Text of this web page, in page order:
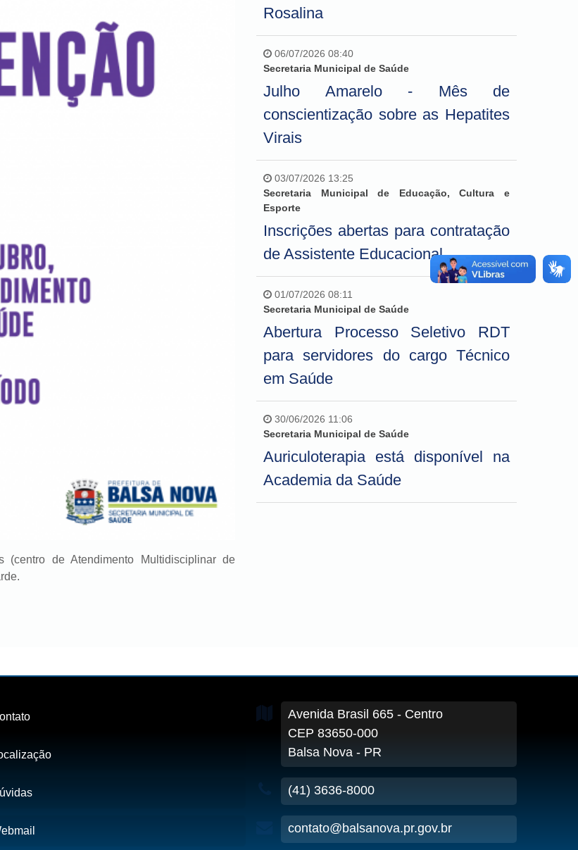
de Atendimento Multidisciplinar de
Rosalina
06/07/2026 08:40
Secretaria Municipal de Saúde
Julho Amarelo - Mês de
conscientização sobre as Hepatites
Virais
03/07/2026 13:25
Secretaria Municipal de Educação, Cultura e
Esporte
Inscrições abertas para contratação
de Assistente Educacional
01/07/2026 08:11
Secretaria Municipal de Saúde
Abertura Processo Seletivo RDT
para servidores do cargo Técnico
em Saúde
30/06/2026 11:06
Secretaria Municipal de Saúde
Auriculoterapia está disponível na
Academia da Saúde
Avenida Brasil 665 - Centro
CEP 83650-000
Balsa Nova - PR
(41) 3636-8000
contato@balsanova.pr.gov.br